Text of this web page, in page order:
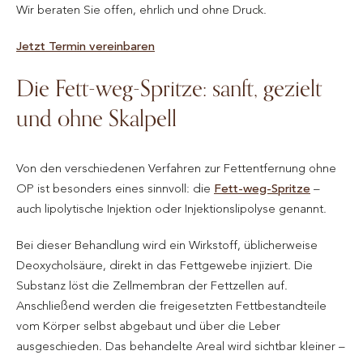
Wir beraten Sie offen, ehrlich und ohne Druck.
Jetzt Termin vereinbaren
Die Fett-weg-Spritze: sanft, gezielt
und ohne Skalpell
Von den verschiedenen Verfahren zur Fettentfernung ohne
OP ist besonders eines sinnvoll: die Fett-weg-Spritze –
auch lipolytische Injektion oder Injektionslipolyse genannt.
Bei dieser Behandlung wird ein Wirkstoff, üblicherweise
Deoxycholsäure, direkt in das Fettgewebe injiziert. Die
Substanz löst die Zellmembran der Fettzellen auf.
Anschließend werden die freigesetzten Fettbestandteile
vom Körper selbst abgebaut und über die Leber
ausgeschieden. Das behandelte Areal wird sichtbar kleiner –